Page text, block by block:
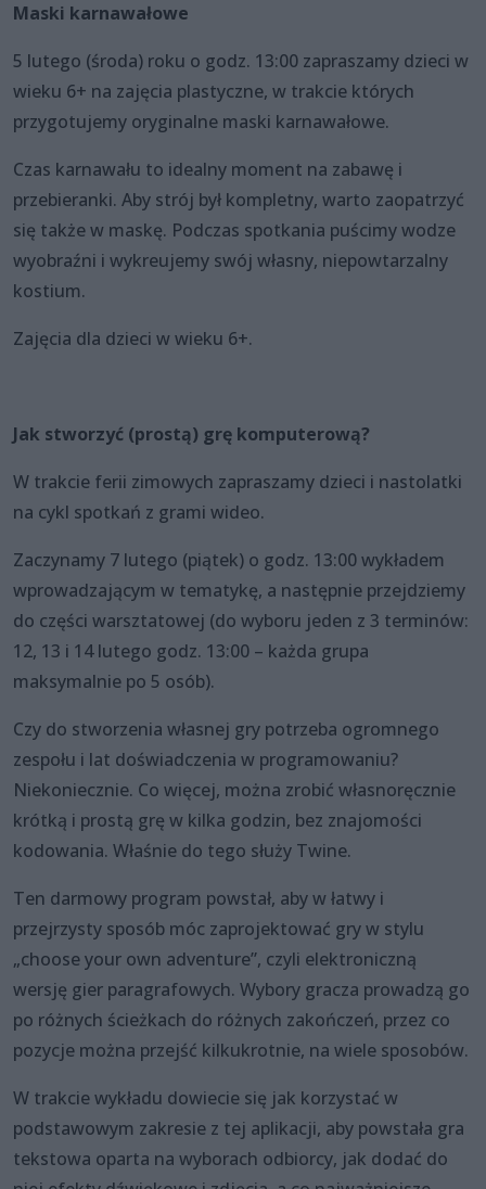
Maski karnawałowe
5 lutego (środa) roku o godz. 13:00 zapraszamy dzieci w
wieku 6+ na zajęcia plastyczne, w trakcie których
przygotujemy oryginalne maski karnawałowe.
Czas karnawału to idealny moment na zabawę i
przebieranki. Aby strój był kompletny, warto zaopatrzyć
się także w maskę. Podczas spotkania puścimy wodze
wyobraźni i wykreujemy swój własny, niepowtarzalny
kostium.
Zajęcia dla dzieci w wieku 6+.
Jak stworzyć (prostą) grę komputerową?
W trakcie ferii zimowych zapraszamy dzieci i nastolatki
na cykl spotkań z grami wideo.
Zaczynamy 7 lutego (piątek) o godz. 13:00 wykładem
wprowadzającym w tematykę, a następnie przejdziemy
do części warsztatowej (do wyboru jeden z 3 terminów:
12, 13 i 14 lutego godz. 13:00 – każda grupa
maksymalnie po 5 osób).
Czy do stworzenia własnej gry potrzeba ogromnego
zespołu i lat doświadczenia w programowaniu?
Niekoniecznie. Co więcej, można zrobić własnoręcznie
krótką i prostą grę w kilka godzin, bez znajomości
kodowania. Właśnie do tego służy Twine.
Ten darmowy program powstał, aby w łatwy i
przejrzysty sposób móc zaprojektować gry w stylu
„choose your own adventure”, czyli elektroniczną
wersję gier paragrafowych. Wybory gracza prowadzą go
po różnych ścieżkach do różnych zakończeń, przez co
pozycje można przejść kilkukrotnie, na wiele sposobów.
W trakcie wykładu dowiecie się jak korzystać w
podstawowym zakresie z tej aplikacji, aby powstała gra
tekstowa oparta na wyborach odbiorcy, jak dodać do